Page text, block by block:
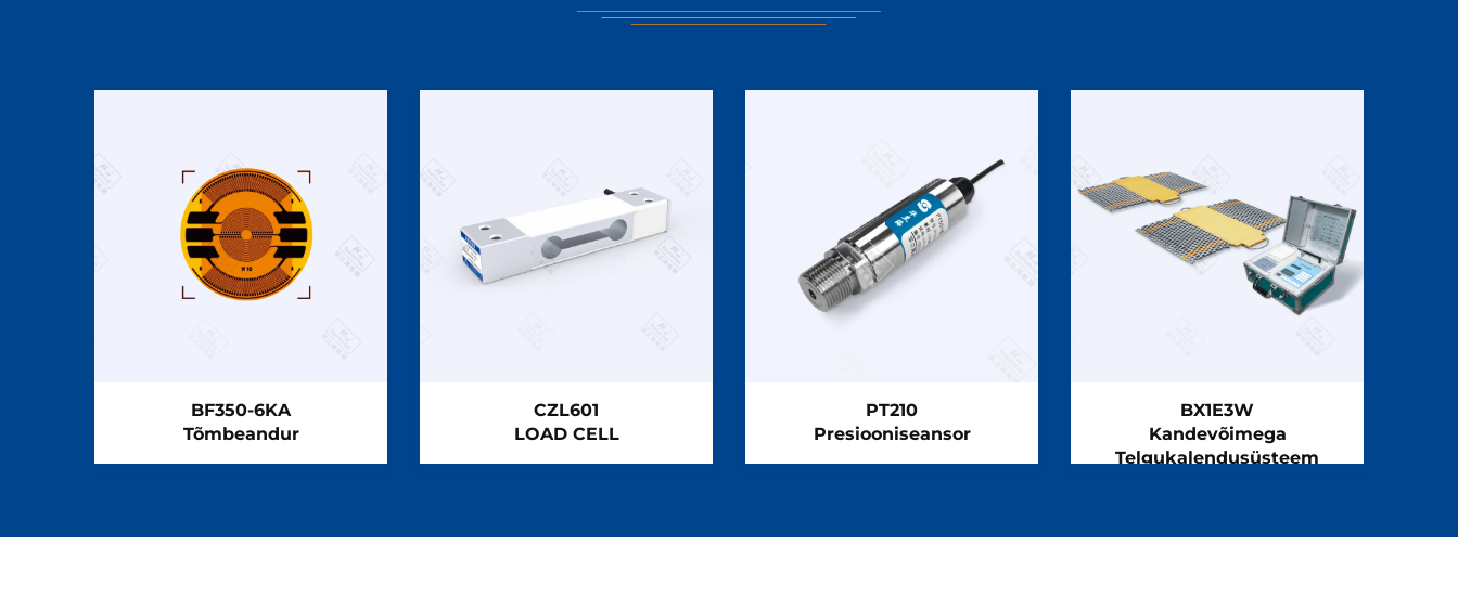
BF350-6KA
Tõmbeandur
CZL601
LOAD CELL
PT210
Presiooniseansor
BX1E3W
Kandevõimega
Telgukalendusüsteem